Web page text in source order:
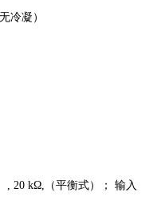
冷凝）
, 20 kΩ,（平衡式）； 输入